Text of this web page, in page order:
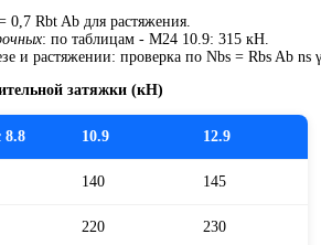
0,7 Rbt Ab для растяжения.
: по таблицам - M24 10.9: 315 кН.
и растяжении: проверка по Nbs = Rbs Ab ns
затяжки (кН)
8.8 10.9 12.9
140 145
220 230